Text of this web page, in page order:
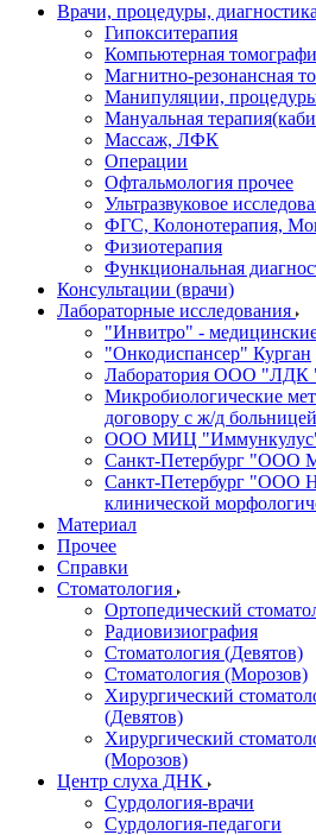
Врачи, процедуры, диагностика
Гипокситерапия
Компьютерная
Магнитно-резонансная
Манипуляции,
Мануальная
Массаж, ЛФК
Операции
Офтальмология прочее
Ультразвуковое
ФГС, Колонотерапия,
Физиотерапия
Функциональная
Консультации (врачи)
Лабораторные исследования
"Инвитро" -
"Онкодиспансер" Курган
Лаборатория ООО
Микробиологические
договору с ж/д больницей
ООО МИЦ "Иммункулус"
Санкт-Петербург "ООО
Санкт-Петербург "ООО
клинической
Материал
Прочее
Справки
Стоматология
Ортопедический
Радиовизиография
Стоматология (Девятов)
Стоматология (Морозов)
Хирургический
(Девятов)
Хирургический
(Морозов)
Центр слуха ДНК
Сурдология-врачи
Сурдология-педагоги